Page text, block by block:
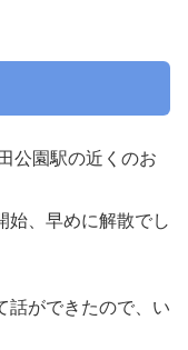
公園駅の近くのお
始、早めに解散でし
話ができたので、い